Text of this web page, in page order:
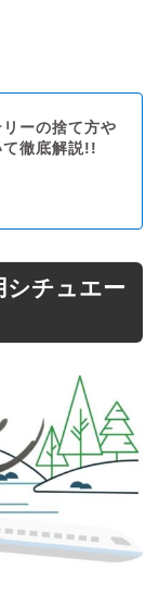
ーの捨て方や
て徹底解説!!
シチュエー